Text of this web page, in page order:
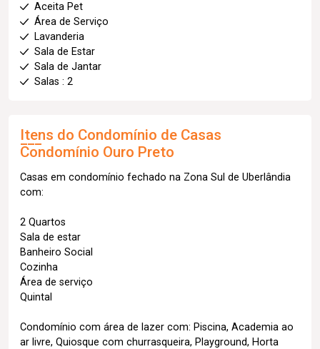
Aceita Pet
Área de Serviço
Lavanderia
Sala de Estar
Sala de Jantar
Salas : 2
Itens do Condomínio de Casas
Condomínio Ouro Preto
Casas em condomínio fechado na Zona Sul de Uberlândia
com:
2 Quartos
Sala de estar
Banheiro Social
Cozinha
Área de serviço
Quintal
Condomínio com área de lazer com: Piscina, Academia ao
ar livre, Quiosque com churrasqueira, Playground, Horta